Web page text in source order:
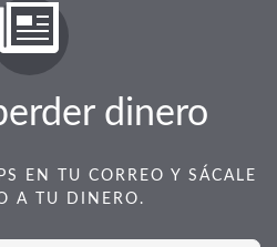
dinero
EN TU CORREO Y SÁCALE
A TU DINERO.